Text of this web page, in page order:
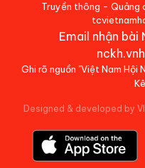
Truyền thông - Quảng
Email nhận bài
Ghi rõ nguồn "Việt Nam Hội
Designed & developed by